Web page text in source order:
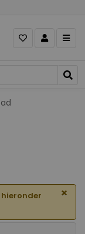
hieronder
×